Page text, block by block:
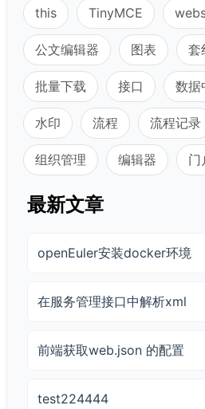
this TinyMCE
公文编辑器 图表 套
批量下载 接口 数据
水印 流程 流程记录
组织管理 编辑器 门
最新文章
openEuler安装docker环境
在服务管理接口中解析xml
前端获取web.json 的配置
test224444